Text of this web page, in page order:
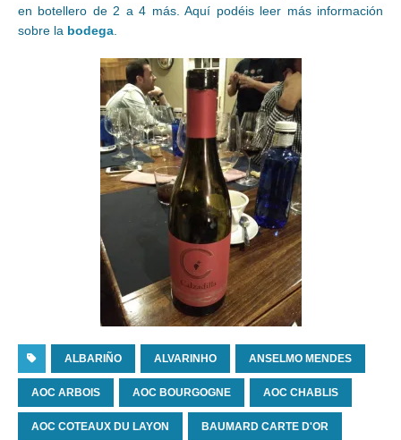
en botellero de 2 a 4 más. Aquí podéis leer más información
sobre la bodega.
ALBARIÑO ALVARINHO ANSELMO MENDES
AOC ARBOIS AOC BOURGOGNE AOC CHABLIS
AOC COTEAUX DU LAYON BAUMARD CARTE D'OR